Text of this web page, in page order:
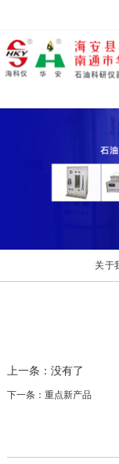
关于
上一条：没有了
下一条：重点新产品